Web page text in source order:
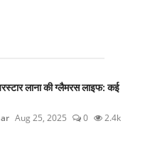
लाना की ग्लैमरस लाइफ: कई
Aug 25, 2025 0 2.4k